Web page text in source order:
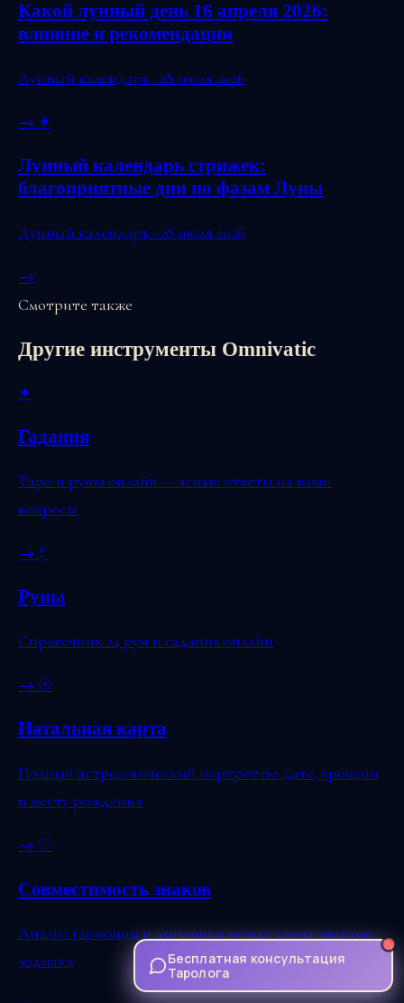
Какой лунный день 16 апреля 2026:
влияние и рекомендации
Лунный календарь · 28 июля 2026
→ ✦
Лунный календарь стрижек:
благоприятные дни по фазам Луны
Лунный календарь · 28 июля 2026
→
Смотрите также
Другие инструменты Omnivatic
✦
Гадания
Таро и руны онлайн — ясные ответы на ваши
вопросы
→ ᚠ
Руны
Справочник 24 рун и гадания онлайн
→ ☉
Натальная карта
Полный астрологический портрет по дате, времени
и месту рождения
→ ♡
Совместимость знаков
Анализ гармонии и динамики между двумя знаками
зодиака
Бесплатная консультация
Таролога